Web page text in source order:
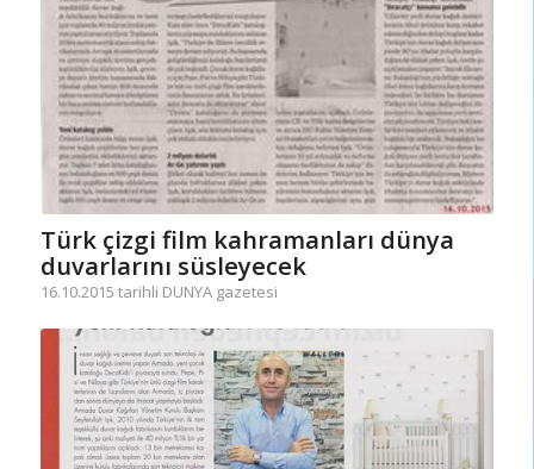
Türk çizgi film kahramanları dünya
duvarlarını süsleyecek
16.10.2015 tarihli DUNYA gazetesi